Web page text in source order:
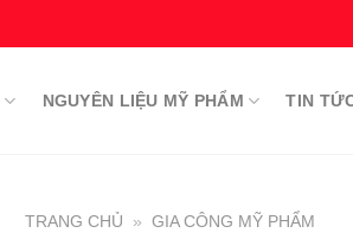
NGUYÊN LIỆU MỸ PHẨM TIN
TRANG CHỦ » GIA CÔNG MỸ PHẨM